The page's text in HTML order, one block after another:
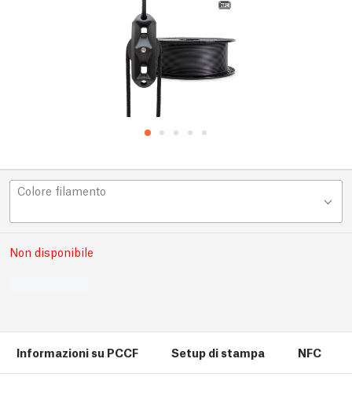
Colore filamento
Non disponibile
Informazioni su PCCF Setup di stampa NFC